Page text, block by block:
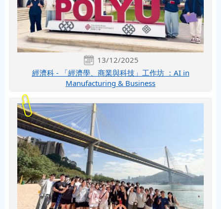
13/12/2025
經濟科 - 「經濟學、商業與科技」工作坊 ：AI in
Manufacturing & Business